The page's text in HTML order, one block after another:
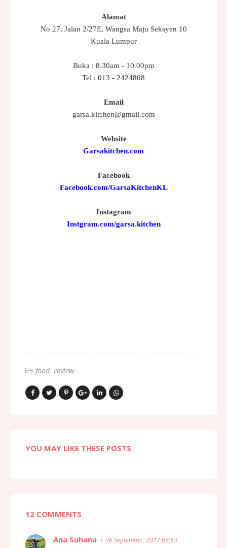
Alamat
No 27, Jalan 2/27E, Wangsa Maju Seksyen 10
Kuala Lumpur
Buka : 8.30am - 10.00pm
Tel : 013 - 2424808
Email
garsa.kitchen@gmail.com
Website
Garsakitchen.com
Facebook
Facebook.com/GarsaKitchenKL
Instagram
Instgram.com/garsa.kitchen
food review
YOU MAY LIKE THESE POSTS
12 COMMENTS
Ana Suhana 06 September, 2017 07:53